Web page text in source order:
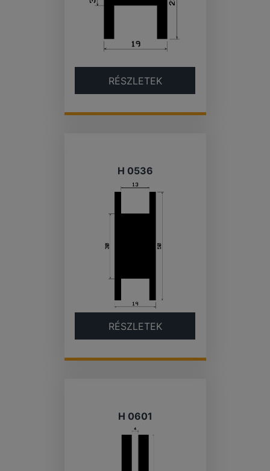
RÉSZLETEK
H 0536
RÉSZLETEK
H 0601